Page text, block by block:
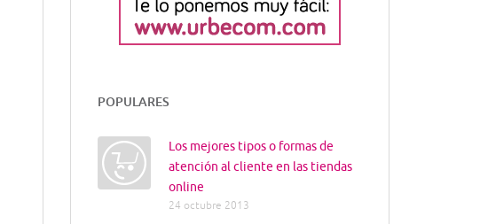
POPULARES
Los mejores tipos o formas de
atención al cliente en las tiendas
online
24 octubre 2013